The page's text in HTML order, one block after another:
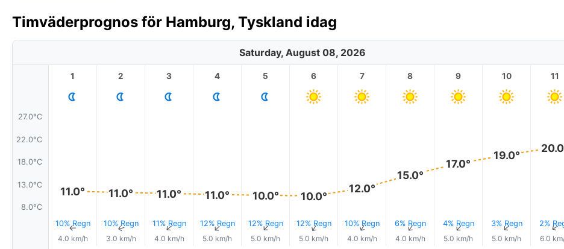
Timväderprognos för Hamburg, Tyskland idag
Saturday, August 08, 2026
27.0°C
22.0°C
18.0°C
13.0°C
8.0°C
1
11.0°
10% Regn
↑
4.0 km/h
2
11.0°
10% Regn
↑
3.0 km/h
3
11.0°
11% Regn
↑
4.0 km/h
4
11.0°
12% Regn
↑
5.0 km/h
5
10.0°
12% Regn
↑
5.0 km/h
6
10.0°
12% Regn
↑
5.0 km/h
7
12.0°
10% Regn
↑
4.0 km/h
8
15.0°
6% Regn
↑
4.0 km/h
9
17.0°
4% Regn
↑
5.0 km/h
10
19.0°
3% Regn
↑
5.0 km/h
11
2%↑
6.0